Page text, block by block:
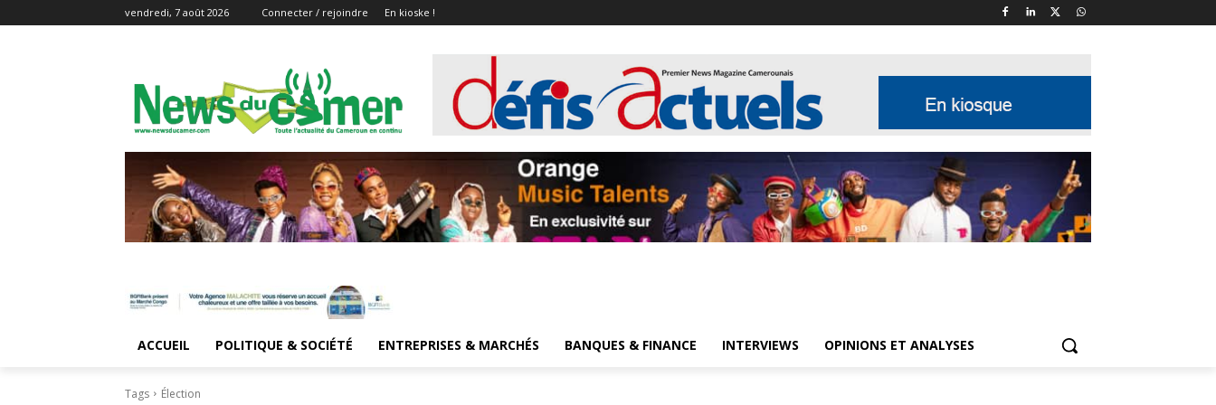
vendredi, 7 août 2026 Connecter / rejoindre En kioske !
ACCUEIL POLITIQUE & SOCIÉTÉ ENTREPRISES & MARCHÉS BANQUES & FINANCE INTERVIEWS OPINIONS ET ANALYSES
Tags Élection